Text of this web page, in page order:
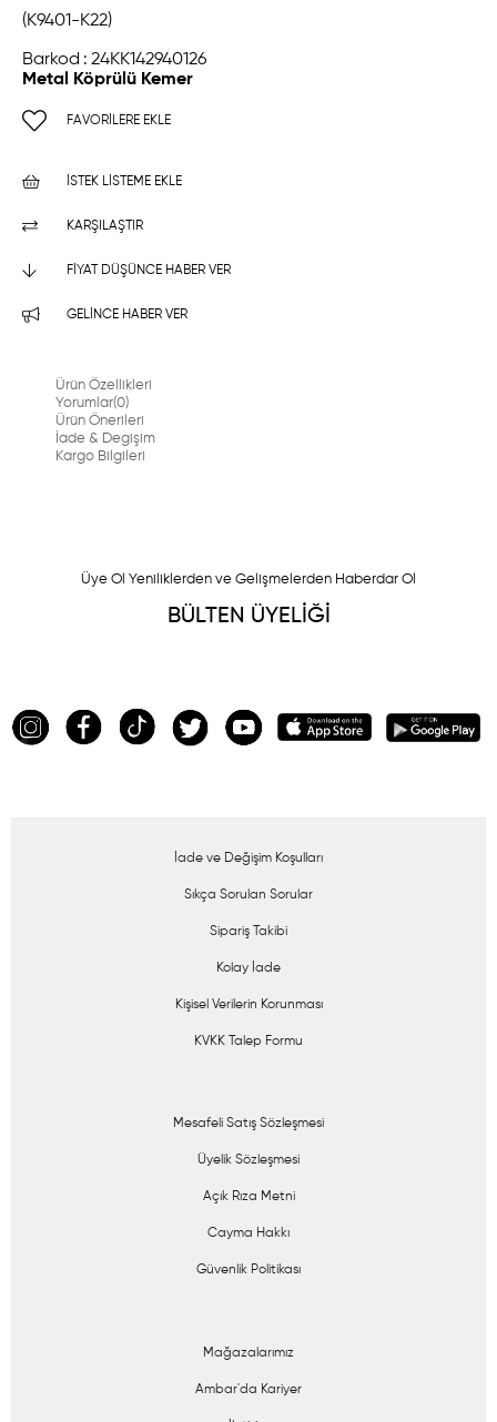
(K9401-K22)
Barkod : 24KK142940126
Metal Köprülü Kemer
FAVORILERE EKLE
İSTEK LISTEME EKLE
KARŞILAŞTIR
FIYAT DÜŞÜNCE HABER VER
GELINCE HABER VER
Ürün Özellikleri
Yorumlar(0)
Ürün Önerileri
İade & Degişim
Kargo Bilgileri
Üye Ol Yeniliklerden ve Gelişmelerden Haberdar Ol
BÜLTEN ÜYELİĞİ
İade ve Değişim Koşulları
Sıkça Sorulan Sorular
Sipariş Takibi
Kolay İade
Kişisel Verilerin Korunması
KVKK Talep Formu
Mesafeli Satış Sözleşmesi
Üyelik Sözleşmesi
Açık Rıza Metni
Cayma Hakkı
Güvenlik Politikası
Mağazalarımız
Ambar'da Kariyer